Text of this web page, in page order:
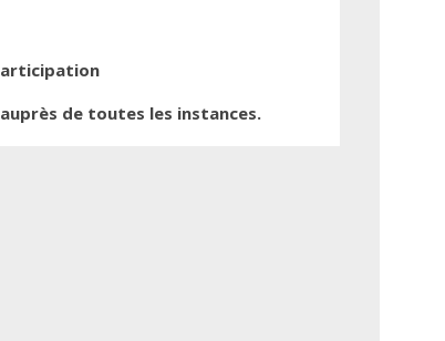
de toutes les instances.